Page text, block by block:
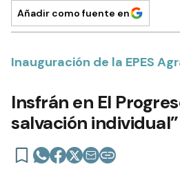
Añadir como fuente en
Inauguración de la EPES
Insfrán en El
salvación individual”